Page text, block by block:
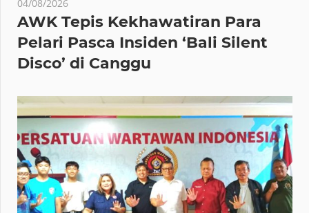
04/08/2026
AWK Tepis Kekhawatiran Para
Pelari Pasca Insiden ‘Bali Silent
Disco’ di Canggu